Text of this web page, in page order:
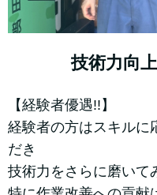
技術力向
【経験者優遇!!】
経験者の方はスキルに
だき
技術力をさらに磨いて